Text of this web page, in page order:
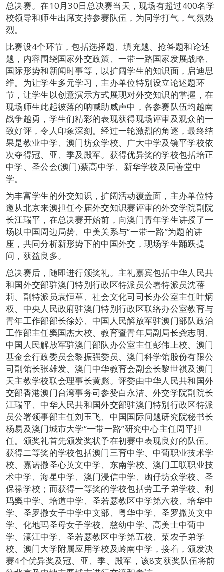
总决赛。在10月30日总决赛当天，现场有超过400名学
校领导和师生出席支持参赛队伍，为同学打气，气氛热
烈。
比赛设4个环节，包括选择题、填充题、抢答题和论述
题，内容围绕国家外交政策、一带一路国家发展战略、
国际形势和新闻时事等，以扩阔学生的知识面，启迪思
维。为让学生多元学习，主办单位特别设立论述题环
节，让学生以创意演示方式展现对外交知识的掌握，在
现场师生此起彼落的呐喊助威声中，各参赛队伍均越南
战争越勇，学生们精彩的表现获得现场评审及观众的一
致好评，令人印象深刻。经过一轮激烈的角逐，最终结
果是教业中学、澳门坊众学校、广大中学及镜平学校依
次夺得冠、亚、季及殿军。获得优异奖的学校包括培正
中学、圣公会(澳门)蔡高中学、新华学校及同善堂中
学。
为丰富学生的外交知识，扩阔活动覆盖面，主办单位特
邀从北京来澳担任今届外交知识赛评审的外交学院副院
长江瑞平，在总决赛开始前，向澳门青年学生讲授了一
场以中国周边局势、中美关系与“一带一路”为题的讲
座，共同分析新形势下的中国外交，现场学生踊跃提
问，获益良多。
总决赛后，随即进行颁奖礼。主礼嘉宾包括中华人民共
和国外交部驻澳门特别行政区特派员公署特派员沈蓓
莉、副特派员袁恒革、社会文化司司长办公室主任叶炳
权、中央人民政府驻澳门特别行政区联络办公室教育与
青年工作部部长徐婷、中国人民解放军驻澳门部队政治
工作部主任窦国杰大校、教育暨青年局副局长龚志明、
中国人民解放军驻澳门部队办公室主任彭伟上校、澳门
基金会行政委员会黎振强委员、澳门科学馆股份有限公
司副馆长张雄发、澳门中华教育会副会长黎世祺及澳门
天主教学校联会理事长黄彪。评委由中华人民共和国外
交部香港澳门台湾事务司参赞白永洁、外交学院副院长
江瑞平、中华人民共和国外交部驻澳门特别行政区特派
员公署领事部主任刘玉飞、中国国际问题研究院秘书长
杨易及澳门城市大学“一带一路”研究中心主任周平担
任。颁奖礼首先颁发奖状予在初赛中表现良好的队伍。
获得二等奖的学校包括澳门三育中学、中葡职业技术学
校、嘉诺撒圣心英文中学、东南学校、澳门工联职业技
术中学、海星中学、澳门浸信中学、凼仔坊众学校、圣
保禄学校；而获得一等奖的学校包括劳工子弟学校、利
玛窦中学、培道中学、圣若瑟教区中学第六校、培华中
学、圣罗撒女子中学中文部、粤华中学、圣罗撒英文中
学、化地玛圣母女子学校、慈幼中学、高美士中葡中
学、濠江中学、圣若瑟教区中学第五校、菜农子弟学
校、澳门大学附属应用学校及岭南中学，接着，颁发决
赛4个优异奖及冠、亚、季、殿军，该8支获奖队伍将前